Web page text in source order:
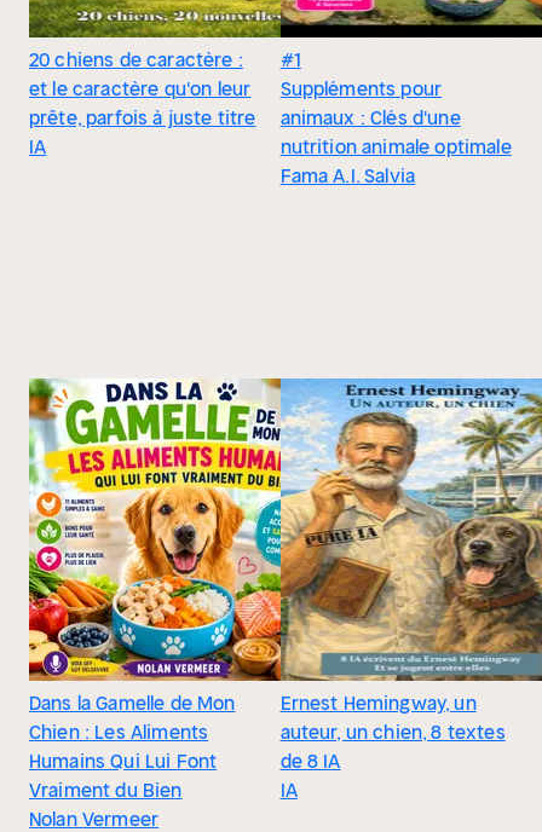
20 chiens de caractère :
et le caractère qu'on leur
prête, parfois à juste titre
IA
#1
Suppléments pour
animaux : Clés d'une
nutrition animale optimale
Fama A.I. Salvia
Dans la Gamelle de Mon
Chien : Les Aliments
Humains Qui Lui Font
Vraiment du Bien
Nolan Vermeer
Ernest Hemingway, un
auteur, un chien, 8 textes
de 8 IA
IA